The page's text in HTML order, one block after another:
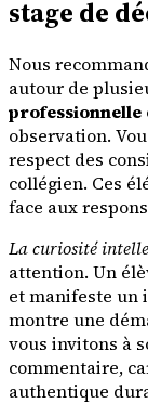
stage de
Nous
autour de
professionnelle
observation.
respect des
collégien. Ces
face aux
La curiosité
attention. Un
et manifeste un
montre une
vous invitons à
commentaire,
authentique